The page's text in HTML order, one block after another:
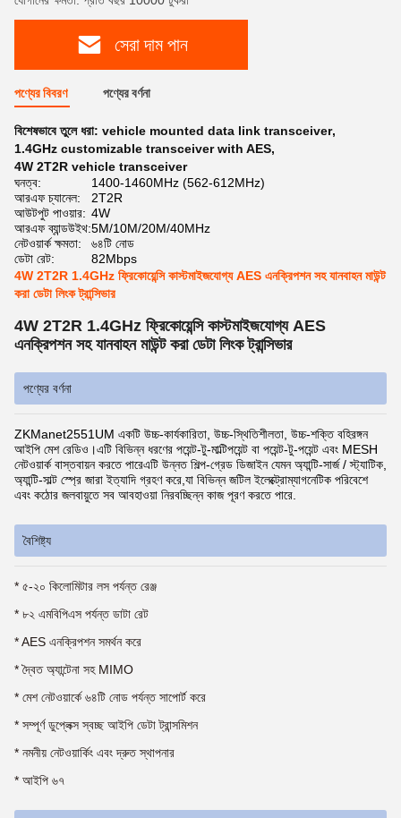
সেরা দাম পান
পণ্যের বিবরণ পণ্যের বর্ণনা
বিশেষভাবে তুলে ধরা: vehicle mounted data link transceiver,
1.4GHz customizable transceiver with AES,
4W 2T2R vehicle transceiver
ঘনত্ব:
1400-1460MHz (562-612MHz)
আরএফ চ্যানেল:
2T2R
আউটপুট পাওয়ার: 4W
আরএফ ব্যান্ডউইথ:5M/10M/20M/40MHz
নেটওয়ার্ক ক্ষমতা:
৬৪টি নোড
ডেটা রেট:
82Mbps
4W 2T2R 1.4GHz ফ্রিকোয়েন্সি কাস্টমাইজযোগ্য AES এনক্রিপশন সহ যানবাহন মাউন্ট
করা ডেটা লিংক ট্রান্সিভার
4W 2T2R 1.4GHz ফ্রিকোয়েন্সি কাস্টমাইজযোগ্য AES
এনক্রিপশন সহ যানবাহন মাউন্ট করা ডেটা লিংক ট্রান্সিভার
পণ্যের বর্ণনা
ZKManet2551UM একটি উচ্চ-কার্যকারিতা, উচ্চ-স্থিতিশীলতা, উচ্চ-শক্তি বহিরঙ্গন
আইপি মেশ রেডিও।এটি বিভিন্ন ধরণের পয়েন্ট-টু-মাল্টিপয়েন্ট বা পয়েন্ট-টু-পয়েন্ট এবং MESH
নেটওয়ার্ক বাস্তবায়ন করতে পারেএটি উন্নত শিল্প-গ্রেড ডিজাইন যেমন অ্যান্টি-সার্জ / স্ট্যাটিক,
অ্যান্টি-সাল্ট স্প্রে জারা ইত্যাদি গ্রহণ করে,যা বিভিন্ন জটিল ইলেক্ট্রোম্যাগনেটিক পরিবেশে
এবং কঠোর জলবায়ুতে সব আবহাওয়া নিরবচ্ছিন্ন কাজ পূরণ করতে পারে.
বৈশিষ্ট্য
* ৫-২০ কিলোমিটার লস পর্যন্ত রেঞ্জ
* ৮২ এমবিপিএস পর্যন্ত ডাটা রেট
* AES এনক্রিপশন সমর্থন করে
* দ্বৈত অ্যান্টেনা সহ MIMO
* মেশ নেটওয়ার্কে ৬৪টি নোড পর্যন্ত সাপোর্ট করে
* সম্পূর্ণ ডুপ্লেক্স স্বচ্ছ আইপি ডেটা ট্রান্সমিশন
* নমনীয় নেটওয়ার্কিং এবং দ্রুত স্থাপনার
* আইপি ৬৭